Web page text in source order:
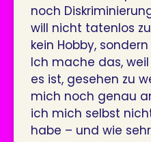
noch
will nicht tatenlos
kein Hobby,
Ich mache das,
es ist, gesehen zu
mich noch genau
ich mich selbst
habe – und wie